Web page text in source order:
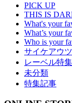
PICK UP
THIS IS
What's your
What’s your
Who is your
サイケアウ
レーベル特集
未分類
特集記事